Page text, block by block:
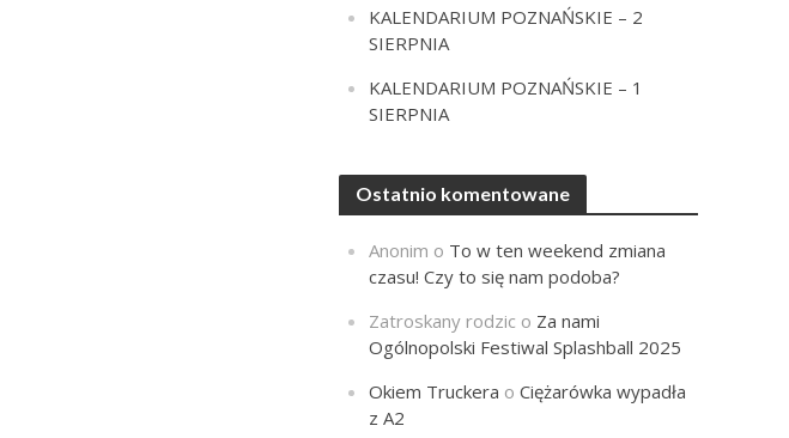
KALENDARIUM POZNAŃSKIE – 2
SIERPNIA
KALENDARIUM POZNAŃSKIE – 1
SIERPNIA
Ostatnio komentowane
Anonim o To w ten weekend zmiana
czasu! Czy to się nam podoba?
Zatroskany rodzic o Za nami
Ogólnopolski Festiwal Splashball 2025
Okiem Truckera oCiężarówka wypadła
z A2